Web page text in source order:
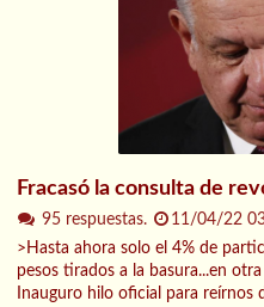
Fracasó la consulta de
95 respuestas.
11/04/22
>Hasta ahora solo el 4% de
pesos tirados a la basura...en
Inauguro hilo oficial para reírnos